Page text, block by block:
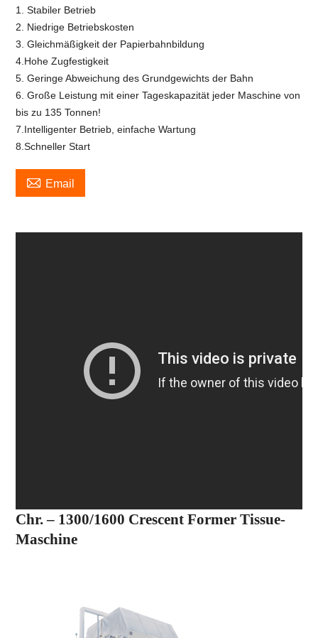
1. Stabiler Betrieb
2. Niedrige Betriebskosten
3. Gleichmäßigkeit der Papierbahnbildung
4.Hohe Zugfestigkeit
5. Geringe Abweichung des Grundgewichts der Bahn
6. Große Leistung mit einer Tageskapazität jeder Maschine von
bis zu 135 Tonnen!
7.Intelligenter Betrieb, einfache Wartung
8.Schneller Start
 Email
Chr. – 1300/1600 Crescent Former Tissue-
Maschine